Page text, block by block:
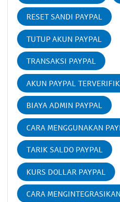
RESET SANDI PAYPAL
TUTUP AKUN PAYPAL
TRANSAKSI PAYPAL
AKUN PAYPAL
BIAYA ADMIN PAYPAL
CARA MENGGUNAKAN
TARIK SALDO PAYPAL
KURS DOLLAR PAYPAL
CARA